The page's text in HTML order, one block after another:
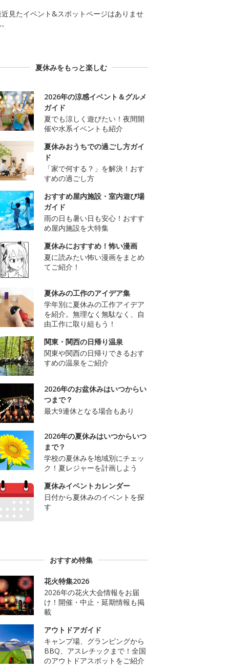
見たイベント&スポットページはありませ
夏休みをもっと楽しむ
2026年の涼感イベント＆グルメ
ガイド
夏でも涼しく遊びたい！夜間開
催や水系イベントも紹介
夏休みおうちでの過ごし方ガイ
ド
「家で何する？」を解決！おす
すめの過ごし方
おすすめ屋内施設・室内遊び場
ガイド
雨の日も暑い日も安心！おすす
め屋内施設を大特集
夏休みにおすすめ！怖い漫画
夏に読みたい怖い漫画をまとめ
てご紹介！
夏休みの工作のアイデア集
学年別に夏休みの工作アイデア
を紹介。無理なく無駄なく、自
由工作に取り組もう！
関東・関西の日帰り温泉
関東や関西の日帰りできるおす
すめの温泉をご紹介
2026年のお盆休みはいつからい
つまで？
最大9連休となる場合もあり
2026年の夏休みはいつからいつ
まで？
学校の夏休みを地域別にチェッ
ク！夏レジャーを計画しよう
夏休みイベントカレンダー
日付から夏休みのイベントを探
す
おすすめ特集
花火特集2026
2026年の花火大会情報をお届
け！開催・中止・延期情報も掲
載
アウトドアガイド
キャンプ場、グランピングから
BBQ、アスレチックまで！全国
のアウトドアスポットをご紹介